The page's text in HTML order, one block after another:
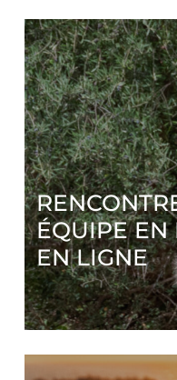
ÉQUIPE EN
EN LIGNE